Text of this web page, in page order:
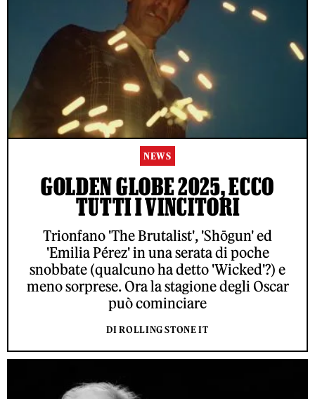
NEWS
GOLDEN GLOBE 2025, ECCO
TUTTI I VINCITORI
Trionfano 'The Brutalist', 'Shōgun' ed
'Emilia Pérez' in una serata di poche
snobbate (qualcuno ha detto 'Wicked'?) e
meno sorprese. Ora la stagione degli Oscar
può cominciare
DI ROLLING STONE IT